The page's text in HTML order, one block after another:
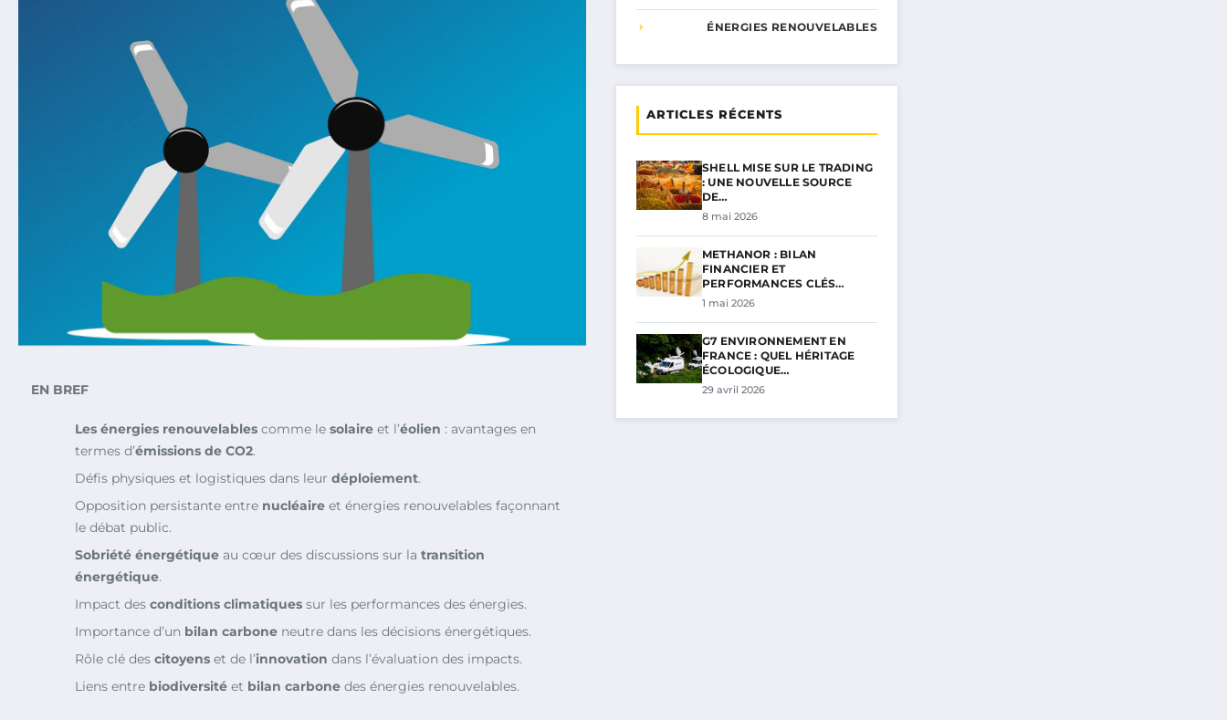
EN BREF
Les énergies renouvelables comme le solaire et l’éolien : avantages en
termes d’émissions de CO2.
Défis physiques et logistiques dans leur déploiement.
Opposition persistante entre nucléaire et énergies renouvelables façonnant
le débat public.
Sobriété énergétique au cœur des discussions sur la transition
énergétique.
Impact des conditions climatiques sur les performances des énergies.
Importance d’un bilan carbone neutre dans les décisions énergétiques.
Rôle clé des citoyens et de l’innovation dans l’évaluation des impacts.
Liens entre biodiversité et bilan carbone des énergies renouvelables.
ÉNERGIES RENOUVELABLES
ARTICLES RÉCENTS
SHELL MISE SUR LE TRADING
: UNE NOUVELLE SOURCE
DE…
8 mai 2026
METHANOR : BILAN
FINANCIER ET
PERFORMANCES CLÉS
POUR…
1 mai 2026
G7 ENVIRONNEMENT EN
FRANCE : QUEL HÉRITAGE
ÉCOLOGIQUE…
29 avril 2026